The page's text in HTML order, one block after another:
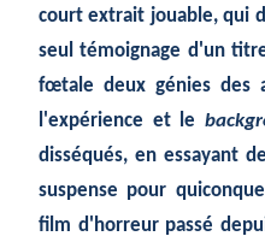
court extrait jouable, qui
seul témoignage d'un
fœtale deux génies des
l'expérience et le
disséqués, en essayant
suspense pour
film d'horreur passé